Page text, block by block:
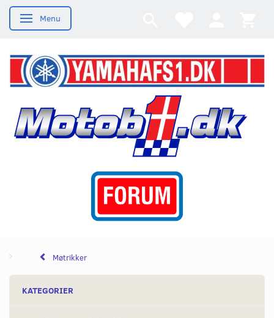
Skifte navigation
Menu
Møtrikker
KATEGORIER